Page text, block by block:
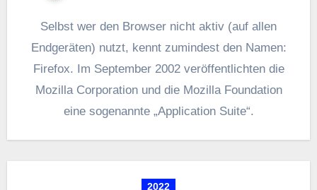
Selbst wer den Browser nicht aktiv (auf allen
Endgeräten) nutzt, kennt zumindest den Namen:
Firefox. Im September 2002 veröffentlichten die
Mozilla Corporation und die Mozilla Foundation
eine sogenannte „Application Suite“.
2022